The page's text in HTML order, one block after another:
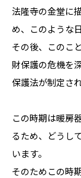
法隆寺の金堂に
め、このような
その後、このこ
財保護の危機を
保護法が制定さ
この時期は暖房
るため、どうし
います。
そのためこの時